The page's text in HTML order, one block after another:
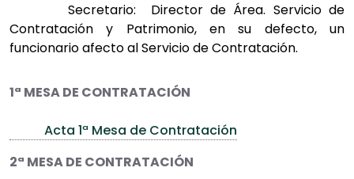
Secretario: Director de Área. Servicio de
Contratación y Patrimonio, en su defecto, un
funcionario afecto al Servicio de Contratación.
1ª MESA DE CONTRATACIÓN
Acta 1ª Mesa de Contratación
2ª MESA DE CONTRATACIÓN